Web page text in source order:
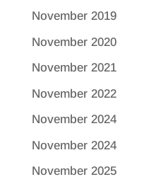
November 2019
November 2020
November 2021
November 2022
November 2024
November 2024
November 2025